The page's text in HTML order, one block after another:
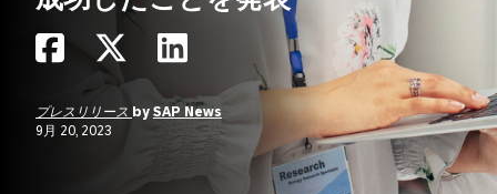
プレスリリース by SAP News
9月 20, 2023